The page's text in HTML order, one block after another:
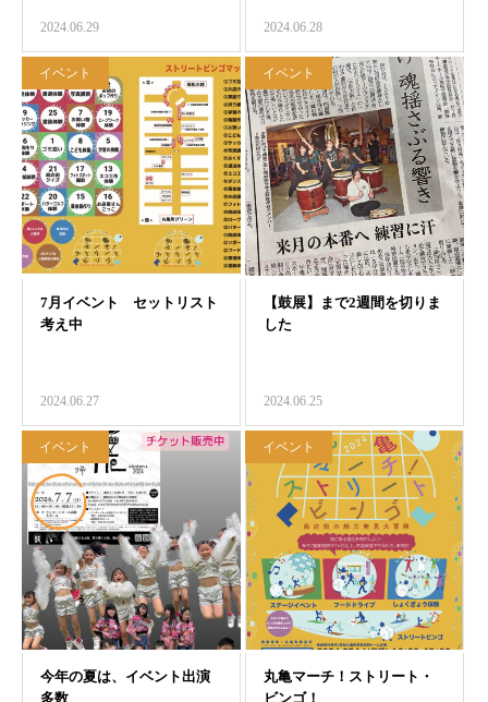
2024.06.29 2024.06.28
イベント
2024.06.27
イベント
2024.06.25
イベント イベント